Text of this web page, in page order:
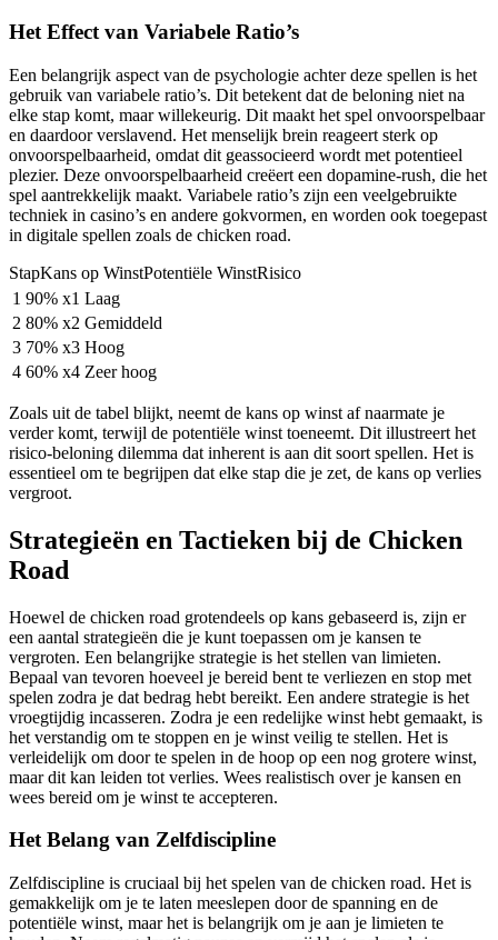
Het Effect van Variabele Ratio’s
Een belangrijk aspect van de psychologie achter deze spellen is het
gebruik van variabele ratio’s. Dit betekent dat de beloning niet na
elke stap komt, maar willekeurig. Dit maakt het spel onvoorspelbaar
en daardoor verslavend. Het menselijk brein reageert sterk op
onvoorspelbaarheid, omdat dit geassocieerd wordt met potentieel
plezier. Deze onvoorspelbaarheid creëert een dopamine-rush, die het
spel aantrekkelijk maakt. Variabele ratio’s zijn een veelgebruikte
techniek in casino’s en andere gokvormen, en worden ook toegepast
in digitale spellen zoals de chicken road.
StapKans op WinstPotentiële WinstRisico
1 90% x1 Laag
2 80% x2 Gemiddeld
3 70% x3 Hoog
4 60% x4 Zeer hoog
Zoals uit de tabel blijkt, neemt de kans op winst af naarmate je
verder komt, terwijl de potentiële winst toeneemt. Dit illustreert het
risico-beloning dilemma dat inherent is aan dit soort spellen. Het is
essentieel om te begrijpen dat elke stap die je zet, de kans op verlies
vergroot.
Strategieën en Tactieken bij de Chicken
Road
Hoewel de chicken road grotendeels op kans gebaseerd is, zijn er
een aantal strategieën die je kunt toepassen om je kansen te
vergroten. Een belangrijke strategie is het stellen van limieten.
Bepaal van tevoren hoeveel je bereid bent te verliezen en stop met
spelen zodra je dat bedrag hebt bereikt. Een andere strategie is het
vroegtijdig incasseren. Zodra je een redelijke winst hebt gemaakt, is
het verstandig om te stoppen en je winst veilig te stellen. Het is
verleidelijk om door te spelen in de hoop op een nog grotere winst,
maar dit kan leiden tot verlies. Wees realistisch over je kansen en
wees bereid om je winst te accepteren.
Het Belang van Zelfdiscipline
Zelfdiscipline is cruciaal bij het spelen van de chicken road. Het is
gemakkelijk om je te laten meeslepen door de spanning en de
potentiële winst, maar het is belangrijk om je aan je limieten te